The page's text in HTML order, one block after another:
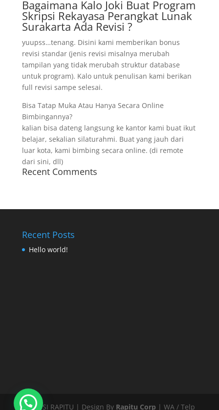
Bagaimana Kalo Joki Buat Program
Skripsi Rekayasa Perangkat Lunak
Surakarta Ada Revisi ?
yuupss…tenang. Disini kami memberikan bonus
revisi standar (jenis revisi misalnya merubah
tampilan yang tidak merubah struktur database
untuk program). Kalo untuk penulisan kami berikan
full revisi sampe selesai.
Bisa Tatap Muka Atau Hanya Secara Online
Bimbingannya?
kalian bisa dateng langsung ke kantor kami buat ikut
belajar, sekalian silaturahmi. Buat yang jauh dari
luar kota, kami bimbing secara online. (di remote
dari sini, dll)
Recent Comments
Recent Posts
Hello world!
SKRIPSI RAPITU | Design By Rapitu Corp | WA / Telp